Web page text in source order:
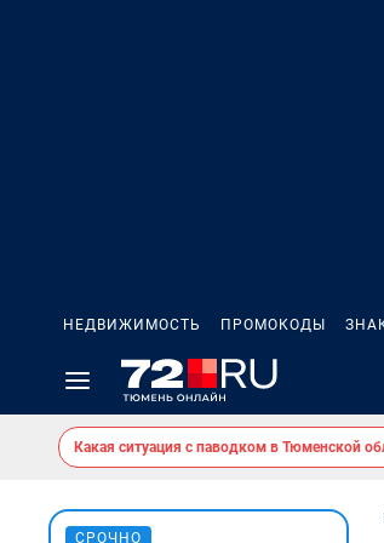
НЕДВИЖИМОСТЬ ПРОМОКОДЫ
Какая ситуация с паводком в Тюменской
СРОЧНО